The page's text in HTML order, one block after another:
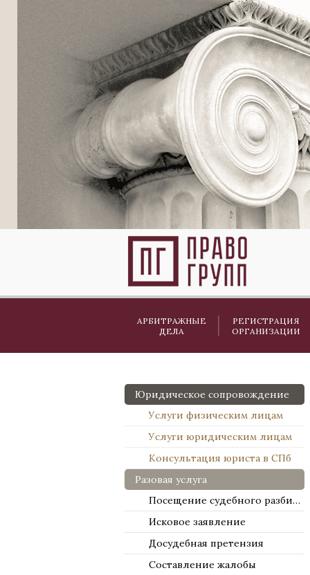
АРБИТРАЖНЫЕ
ДЕЛА
РЕГИСТРАЦИЯ
ОРГАНИЗАЦИИ
Юридическое сопровождение
Услуги физическим лицам
Услуги юридическим лицам
Консультация юриста в СПб
Разовая услуга
Посещение судебного разбирательства
Исковое заявление
Досудебная претензия
Составление жалобы